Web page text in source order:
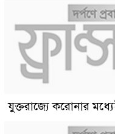
যুক্তরাজ্যে করোনার